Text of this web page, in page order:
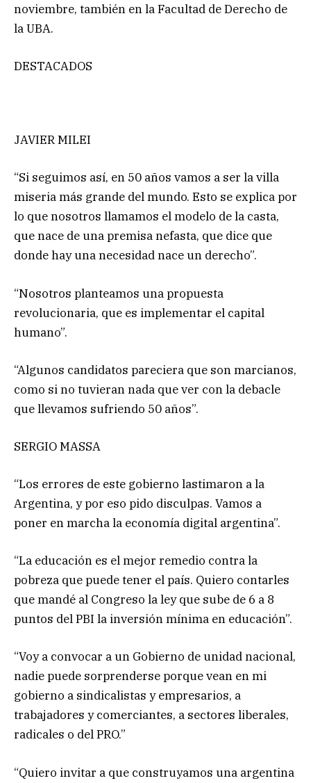
noviembre, también en la Facultad de Derecho de
la UBA.
DESTACADOS
JAVIER MILEI
“Si seguimos así, en 50 años vamos a ser la villa
miseria más grande del mundo. Esto se explica por
lo que nosotros llamamos el modelo de la casta,
que nace de una premisa nefasta, que dice que
donde hay una necesidad nace un derecho”.
“Nosotros planteamos una propuesta
revolucionaria, que es implementar el capital
humano”.
“Algunos candidatos pareciera que son marcianos,
como si no tuvieran nada que ver con la debacle
que llevamos sufriendo 50 años”.
SERGIO MASSA
“Los errores de este gobierno lastimaron a la
Argentina, y por eso pido disculpas. Vamos a
poner en marcha la economía digital argentina”.
“La educación es el mejor remedio contra la
pobreza que puede tener el país. Quiero contarles
que mandé al Congreso la ley que sube de 6 a 8
puntos del PBI la inversión mínima en educación”.
“Voy a convocar a un Gobierno de unidad nacional,
nadie puede sorprenderse porque vean en mi
gobierno a sindicalistas y empresarios, a
trabajadores y comerciantes, a sectores liberales,
radicales o del PRO.”
“Quiero invitar a que construyamos una argentina